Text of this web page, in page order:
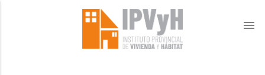
menu